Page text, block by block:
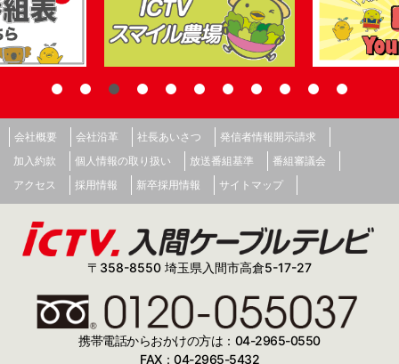
会社概要 会社沿革 社長あいさつ
発信者情報開示請求
加入約款
個人情報の取り扱い 放送番組基準
番組審議会
アクセス
採用情報 新卒採用情報 サイトマップ
〒358-8550 埼玉県入間市高倉5-17-27
携帯電話からおかけの方は：04-2965-0550
FAX：04-2965-5432